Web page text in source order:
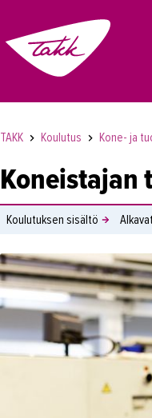
TAKK Koulutus Kone- ja
Koneistajan
Koulutuksen sisältö